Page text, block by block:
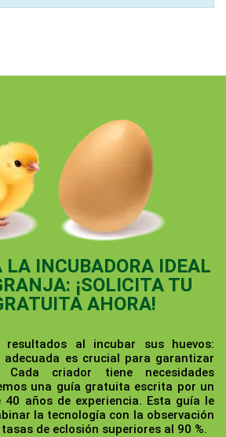
LA INCUBADORA IDEAL
¡SOLICITA TU
AHORA!
resultados al incubar sus huevos:
adecuada es crucial para garantizar
criador tiene necesidades
una guía gratuita escrita por un
años de experiencia. Esta guía le
la tecnología con la observación
de eclosión superiores al 90 %.